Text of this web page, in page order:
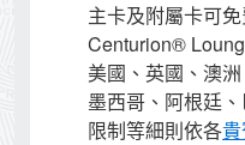
主卡及附屬卡可
Centurion®
美國、英國、澳
墨西哥、阿根廷
限制等細則依各